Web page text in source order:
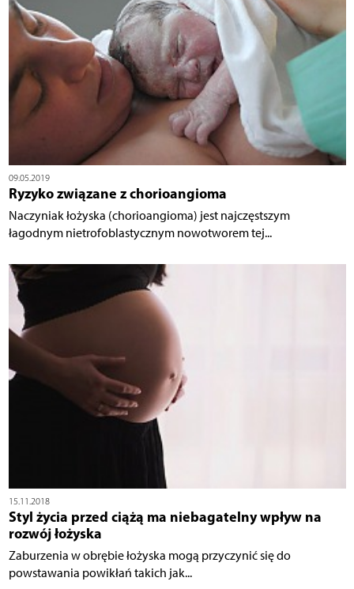
09.05.2019
Ryzyko związane z chorioangioma
Naczyniak łożyska (chorioangioma) jest najczęstszym
łagodnym nietrofoblastycznym nowotworem tej...
15.11.2018
Styl życia przed ciążą ma niebagatelny wpływ na
rozwój łożyska
Zaburzenia w obrębie łożyska mogą przyczynić się do
powstawania powikłań takich jak...